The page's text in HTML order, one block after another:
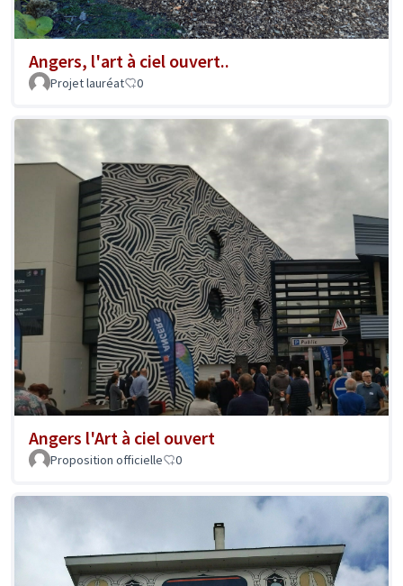
Angers, l'art à ciel ouvert..
Projet lauréat 0
Angers l'Art à ciel ouvert
Proposition officielle 0